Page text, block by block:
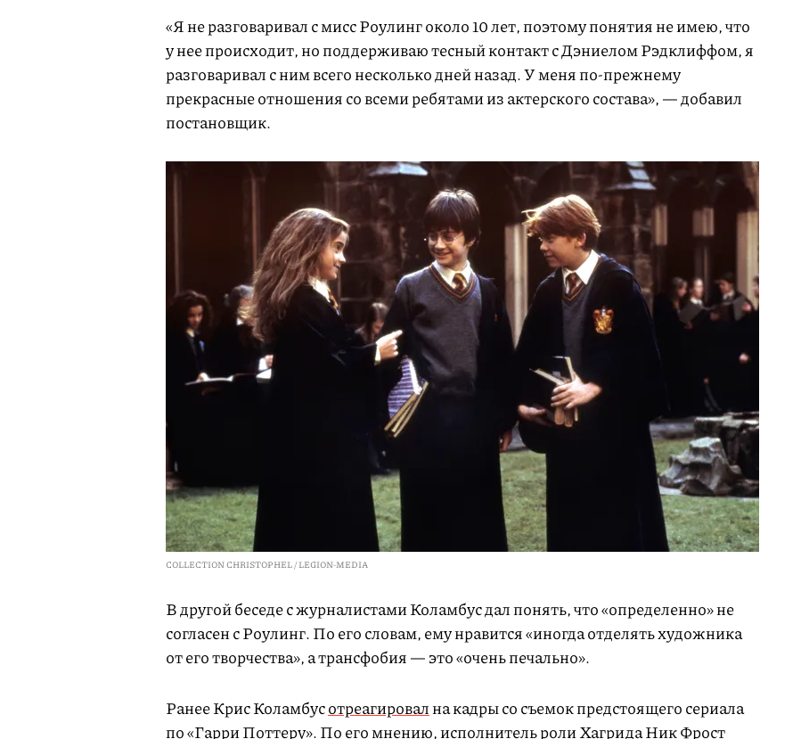
«Я не разговаривал с мисс Роулинг около 10 лет, поэтому понятия не имею, что
у нее происходит, но поддерживаю тесный контакт с Дэниелом Рэдклиффом, я
разговаривал с ним всего несколько дней назад. У меня по-прежнему
прекрасные отношения со всеми ребятами из актерского состава», — добавил
постановщик.
COLLECTION CHRISTOPHEL / LEGION-MEDIA
В другой беседе с журналистами Коламбус дал понять, что «определенно» не
согласен с Роулинг. По его словам, ему нравится «иногда отделять художника
от его творчества», а трансфобия — это «очень печально».
Ранее Крис Коламбусотреагировална кадры со съемок предстоящего сериала
по «Гарри Поттеру». По его мнению, исполнитель роли Хагрида Ник Фрост